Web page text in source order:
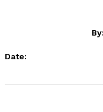
By:
Date: